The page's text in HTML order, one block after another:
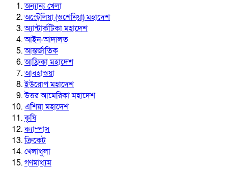
অন্যান্য খেলা
অস্ট্রেলিয়া (ওশেনিয়া) মহাদেশ
অ্যান্টার্কটিকা মহাদেশ
আইন-আদালত
আন্তর্জাতিক
আফ্রিকা মহাদেশ
আবহাওয়া
ইউরোপ মহাদেশ
উত্তর আমেরিকা মহাদেশ
এশিয়া মহাদেশ
কৃষি
ক্যাম্পাস
ক্রিকেট
খেলাধুলা
গণমাধ্যম